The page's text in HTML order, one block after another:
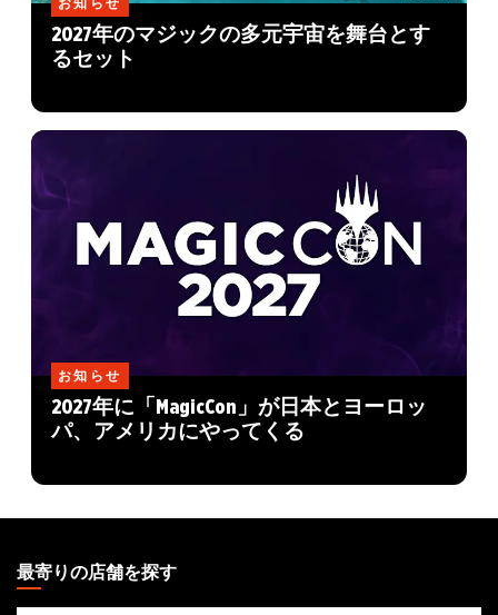
2027年のマジックの多元宇宙を舞台とす
るセット
お知らせ
2027年に「MagicCon」が日本とヨーロッ
パ、アメリカにやってくる
THE
GATHERING
最寄りの店舗を探す